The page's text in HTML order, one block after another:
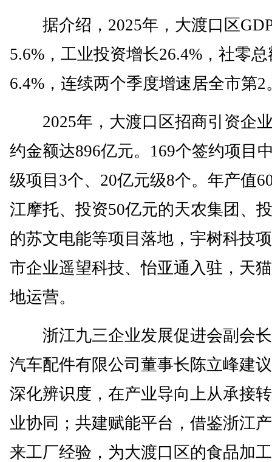
据介绍，2025年，大渡口区
5.6%，工业投资增长26.4%，社零
6.4%，连续两个季度增速居全市第2
2025年，大渡口区招商引资企业
约金额达896亿元。169个签约项目
级项目3个、20亿元级8个。年产值
江摩托、投资50亿元的天农集团、
的苏文电能等项目落地，宇树科技
市企业遥望科技、怡亚通入驻，天
地运营。
浙江九三企业发展促进会副会长
汽车配件有限公司董事长陈立峰建
深化辨识度，在产业导向上从承接
业协同；共建赋能平台，借鉴浙江
来工厂经验，为大渡口区的食品加